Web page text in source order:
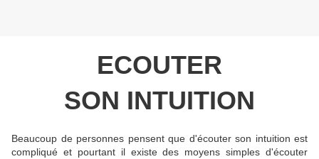
ECOUTER
SON INTUITION
Beaucoup de personnes pensent que d'écouter son intuition est
compliqué et pourtant il existe des moyens simples d'écouter